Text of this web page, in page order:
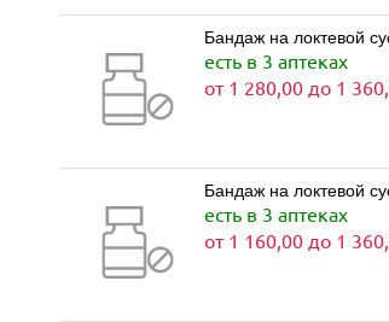
Бандаж на локтевой
есть в 3 аптеках
от 1 280,00 до 1
Бандаж на локтевой
есть в 3 аптеках
от 1 160,00 до 1